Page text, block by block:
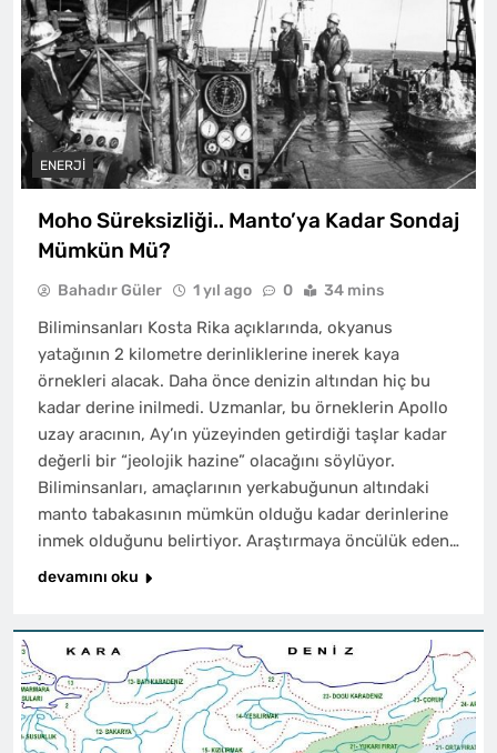
ENERJI
Moho Süreksizliği.. Manto’ya Kadar Sondaj
Mümkün Mü?
Bahadır Güler 1 yıl ago 0 34 mins
Biliminsanları Kosta Rika açıklarında, okyanus
yatağının 2 kilometre derinliklerine inerek kaya
örnekleri alacak. Daha önce denizin altından hiç bu
kadar derine inilmedi. Uzmanlar, bu örneklerin Apollo
uzay aracının, Ay’ın yüzeyinden getirdiği taşlar kadar
değerli bir “jeolojik hazine” olacağını söylüyor.
Biliminsanları, amaçlarının yerkabuğunun altındaki
manto tabakasının mümkün olduğu kadar derinlerine
inmek olduğunu belirtiyor. Araştırmaya öncülük eden…
devamını oku